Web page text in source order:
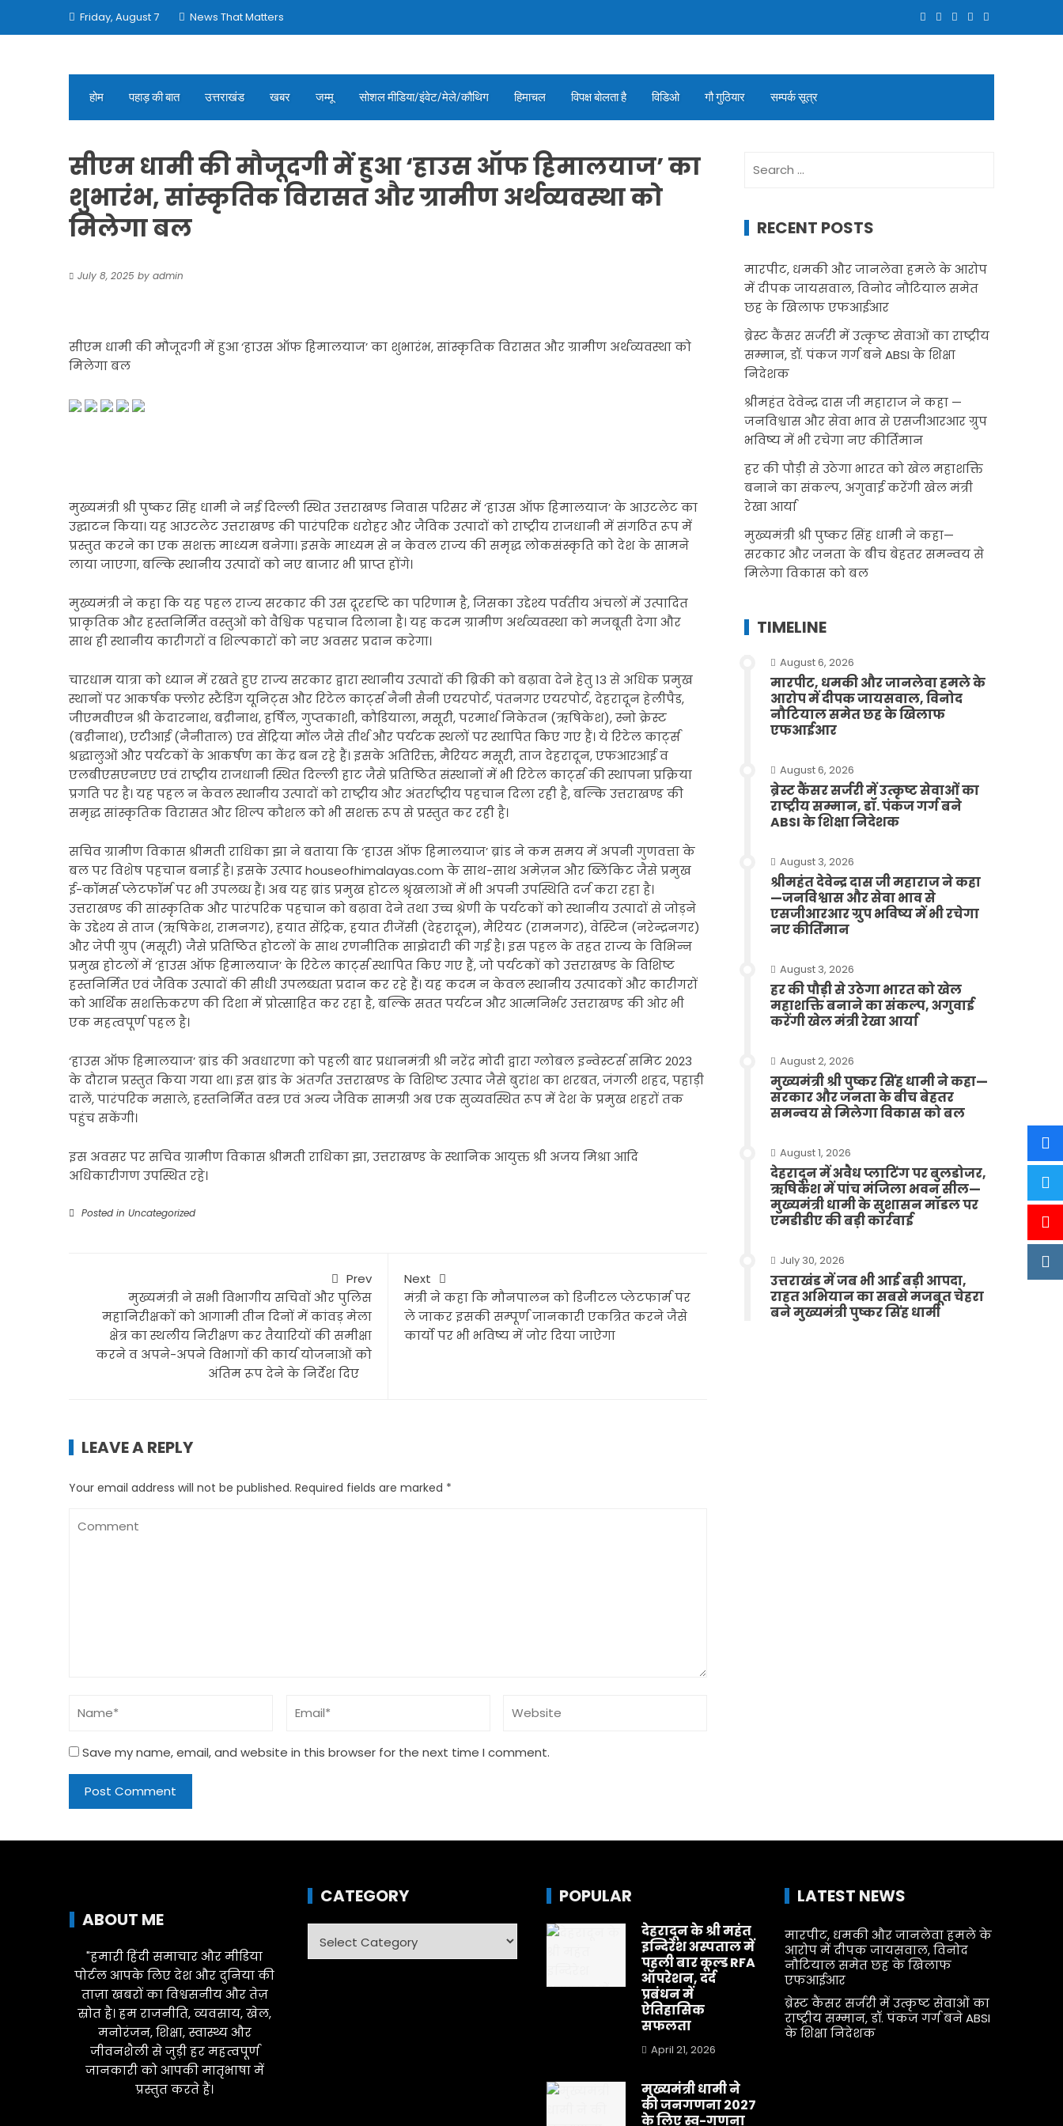
Friday, August 7 News That Matters
होम पहाड़ की बात उत्तराखंड खबर जम्मू सोशल मीडिया/इंवेट/मेले/कौथिग हिमाचल विपक्ष बोलता है विडिओ गौ गुठियार सम्पर्क सूत्र
सीएम धामी की मौजूदगी में हुआ ‘हाउस ऑफ हिमालयाज’ का
शुभारंभ, सांस्कृतिक विरासत और ग्रामीण अर्थव्यवस्था को
मिलेगा बल
July 8, 2025 by admin
सीएम धामी की मौजूदगी में हुआ ‘हाउस ऑफ हिमालयाज’ का शुभारंभ, सांस्कृतिक विरासत और ग्रामीण अर्थव्यवस्था को
मिलेगा बल
मुख्यमंत्री श्री पुष्कर सिंह धामी ने नई दिल्ली स्थित उत्तराखण्ड निवास परिसर में ‘हाउस ऑफ हिमालयाज’ के आउटलेट का
उद्घाटन किया। यह आउटलेट उत्तराखण्ड की पारंपरिक धरोहर और जैविक उत्पादों को राष्ट्रीय राजधानी में संगठित रूप में
प्रस्तुत करने का एक सशक्त माध्यम बनेगा। इसके माध्यम से न केवल राज्य की समृद्ध लोकसंस्कृति को देश के सामने
लाया जाएगा, बल्कि स्थानीय उत्पादों को नए बाजार भी प्राप्त होंगे।
मुख्यमंत्री ने कहा कि यह पहल राज्य सरकार की उस दूरदृष्टि का परिणाम है, जिसका उद्देश्य पर्वतीय अंचलों में उत्पादित
प्राकृतिक और हस्तनिर्मित वस्तुओं को वैश्विक पहचान दिलाना है। यह कदम ग्रामीण अर्थव्यवस्था को मजबूती देगा और
साथ ही स्थानीय कारीगरों व शिल्पकारों को नए अवसर प्रदान करेगा।
चारधाम यात्रा को ध्यान में रखते हुए राज्य सरकार द्वारा स्थानीय उत्पादों की ब्रिकी को बढ़ावा देने हेतु 13 से अधिक प्रमुख
स्थानों पर आकर्षक फ्लोर स्टैंडिंग यूनिट्स और रिटेल कार्ट्स नैनी सैनी एयरपोर्ट, पंतनगर एयरपोर्ट, देहरादून हेलीपैड,
जीएमवीएन श्री केदारनाथ, बद्रीनाथ, हर्षिल, गुप्तकाशी, कौडियाला, मसूरी, परमार्थ निकेतन (ऋषिकेश), स्नो क्रेस्ट
(बद्रीनाथ), एटीआई (नैनीताल) एवं सेंट्रिया मॉल जैसे तीर्थ और पर्यटक स्थलों पर स्थापित किए गए हैं। ये रिटेल कार्ट्स
श्रद्धालुओं और पर्यटकों के आकर्षण का केंद्र बन रहे हैं। इसके अतिरिक्त, मैरियट मसूरी, ताज देहरादून, एफआरआई व
एलबीएसएनएए एवं राष्ट्रीय राजधानी स्थित दिल्ली हाट जैसे प्रतिष्ठित संस्थानों में भी रिटेल कार्ट्स की स्थापना प्रक्रिया
प्रगति पर है। यह पहल न केवल स्थानीय उत्पादों को राष्ट्रीय और अंतर्राष्ट्रीय पहचान दिला रही है, बल्कि उत्तराखण्ड की
समृद्ध सांस्कृतिक विरासत और शिल्प कौशल को भी सशक्त रूप से प्रस्तुत कर रही है।
सचिव ग्रामीण विकास श्रीमती राधिका झा ने बताया कि ‘हाउस ऑफ हिमालयाज’ ब्रांड ने कम समय में अपनी गुणवत्ता के
बल पर विशेष पहचान बनाई है। इसके उत्पाद houseofhimalayas.com के साथ-साथ अमेज़न और ब्लिंकिट जैसे प्रमुख
ई-कॉमर्स प्लेटफॉर्म पर भी उपलब्ध हैं। अब यह ब्रांड प्रमुख होटल श्रृंखलाओं में भी अपनी उपस्थिति दर्ज करा रहा है।
उत्तराखण्ड की सांस्कृतिक और पारंपरिक पहचान को बढ़ावा देने तथा उच्च श्रेणी के पर्यटकों को स्थानीय उत्पादों से जोड़ने
के उद्देश्य से ताज (ऋषिकेश, रामनगर), हयात सेंट्रिक, हयात रीजेंसी (देहरादून), मैरियट (रामनगर), वेस्टिन (नरेन्द्रनगर)
और जेपी ग्रुप (मसूरी) जैसे प्रतिष्ठित होटलों के साथ रणनीतिक साझेदारी की गई है। इस पहल के तहत राज्य के विभिन्न
प्रमुख होटलों में ‘हाउस ऑफ हिमालयाज’ के रिटेल कार्ट्स स्थापित किए गए हैं, जो पर्यटकों को उत्तराखण्ड के विशिष्ट
हस्तनिर्मित एवं जैविक उत्पादों की सीधी उपलब्धता प्रदान कर रहे हैं। यह कदम न केवल स्थानीय उत्पादकों और कारीगरों
को आर्थिक सशक्तिकरण की दिशा में प्रोत्साहित कर रहा है, बल्कि सतत पर्यटन और आत्मनिर्भर उत्तराखण्ड की ओर भी
एक महत्वपूर्ण पहल है।
‘हाउस ऑफ हिमालयाज’ ब्रांड की अवधारणा को पहली बार प्रधानमंत्री श्री नरेंद्र मोदी द्वारा ग्लोबल इन्वेस्टर्स समिट 2023
के दौरान प्रस्तुत किया गया था। इस ब्रांड के अंतर्गत उत्तराखण्ड के विशिष्ट उत्पाद जैसे बुरांश का शरबत, जंगली शहद, पहाड़ी
दालें, पारंपरिक मसाले, हस्तनिर्मित वस्त्र एवं अन्य जैविक सामग्री अब एक सुव्यवस्थित रूप में देश के प्रमुख शहरों तक
पहुंच सकेंगी।
इस अवसर पर सचिव ग्रामीण विकास श्रीमती राधिका झा, उत्तराखण्ड के स्थानिक आयुक्त श्री अजय मिश्रा आदि
अधिकारीगण उपस्थित रहे।
Posted in Uncategorized
Prev
मुख्यमंत्री ने सभी विभागीय सचिवों और पुलिस
महानिरीक्षकों को आगामी तीन दिनों में कांवड़ मेला
क्षेत्र का स्थलीय निरीक्षण कर तैयारियों की समीक्षा
करने व अपने-अपने विभागों की कार्य योजनाओं को
अंतिम रूप देने के निर्देश दिए
Next
मंत्री ने कहा कि मौनपालन को डिजीटल प्लेटफार्म पर
ले जाकर इसकी सम्पूर्ण जानकारी एकत्रित करने जैसे
कार्यो पर भी भविष्य में जोर दिया जाऐगा
LEAVE A REPLY
Your email address will not be published. Required fields are marked *
Save my name, email, and website in this browser for the next time I comment.
for:
RECENT POSTS
मारपीट, धमकी और जानलेवा हमले के आरोप
में दीपक जायसवाल, विनोद नौटियाल समेत
छह के खिलाफ एफआईआर
ब्रेस्ट कैंसर सर्जरी में उत्कृष्ट सेवाओं का राष्ट्रीय
सम्मान, डॉ. पंकज गर्ग बने ABSI के शिक्षा
निदेशक
श्रीमहंत देवेन्द्र दास जी महाराज ने कहा —
जनविश्वास और सेवा भाव से एसजीआरआर ग्रुप
भविष्य में भी रचेगा नए कीर्तिमान
हर की पौड़ी से उठेगा भारत को खेल महाशक्ति
बनाने का संकल्प, अगुवाई करेंगी खेल मंत्री
रेखा आर्या
मुख्यमंत्री श्री पुष्कर सिंह धामी ने कहा—
सरकार और जनता के बीच बेहतर समन्वय से
मिलेगा विकास को बल
TIMELINE
August 6, 2026
मारपीट, धमकी और जानलेवा हमले के
आरोप में दीपक जायसवाल, विनोद
नौटियाल समेत छह के खिलाफ
एफआईआर
August 6, 2026
ब्रेस्ट कैंसर सर्जरी में उत्कृष्ट सेवाओं का
राष्ट्रीय सम्मान, डॉ. पंकज गर्ग बने
ABSI के शिक्षा निदेशक
August 3, 2026
श्रीमहंत देवेन्द्र दास जी महाराज ने कहा
—जनविश्वास और सेवा भाव से
एसजीआरआर ग्रुप भविष्य में भी रचेगा
नए कीर्तिमान
August 3, 2026
हर की पौड़ी से उठेगा भारत को खेल
महाशक्ति बनाने का संकल्प, अगुवाई
करेंगी खेल मंत्री रेखा आर्या
August 2, 2026
मुख्यमंत्री श्री पुष्कर सिंह धामी ने कहा—
सरकार और जनता के बीच बेहतर
समन्वय से मिलेगा विकास को बल
August 1, 2026
देहरादून में अवैध प्लाटिंग पर बुलडोजर,
ऋषिकेश में पांच मंजिला भवन सील—
मुख्यमंत्री धामी के सुशासन मॉडल पर
एमडीडीए की बड़ी कार्रवाई
July 30, 2026
उत्तराखंड में जब भी आई बड़ी आपदा,
राहत अभियान का सबसे मजबूत चेहरा
बने मुख्यमंत्री पुष्कर सिंह धामी
ABOUT ME
"हमारी हिंदी समाचार और मीडिया
पोर्टल आपके लिए देश और दुनिया की
ताज़ा खबरों का विश्वसनीय और तेज़
स्रोत है। हम राजनीति, व्यवसाय, खेल,
मनोरंजन, शिक्षा, स्वास्थ्य और
जीवनशैली से जुड़ी हर महत्वपूर्ण
जानकारी को आपकी मातृभाषा में
प्रस्तुत करते हैं।
CATEGORY POPULAR
देहरादून के श्री महंत
इन्दिरेश अस्पताल में
पहली बार कूल्ड RFA
ऑपरेशन, दर्द
प्रबंधन में
ऐतिहासिक
सफलता
April 21, 2026
मुख्यमंत्री धामी ने
की जनगणना 2027
के लिए स्व-गणना
LATEST NEWS
मारपीट, धमकी और जानलेवा हमले के
आरोप में दीपक जायसवाल, विनोद
नौटियाल समेत छह के खिलाफ
एफआईआर
ब्रेस्ट कैंसर सर्जरी में उत्कृष्ट सेवाओं का
राष्ट्रीय सम्मान, डॉ. पंकज गर्ग बने ABSI
के शिक्षा निदेशक